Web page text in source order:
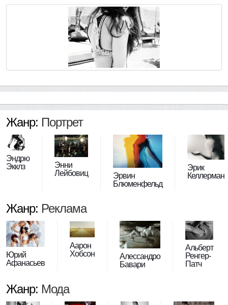
Жанр: Портрет
Эндрю
Экклз
Энни
Лейбовиц
Эрвин
Блюменфельд
Эрик
Келлерман
Жанр: Реклама
Юрий
Афанасьев
Аарон
Хобсон
Алессандро
Бавари
Альберт
Ренгер-
Патч
Жанр: Мода